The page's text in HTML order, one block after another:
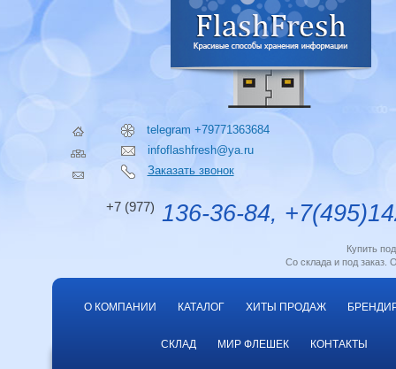
telegram +79771363684
infoflashfresh@ya.ru
Заказать звонок
+7 (977) 136-36-84,
Купить
Со склада и под заказ.
О КОМПАНИИ КАТАЛОГ ХИТЫ ПРОДАЖ
СКЛАД МИР ФЛЕШЕК КОНТАКТЫ